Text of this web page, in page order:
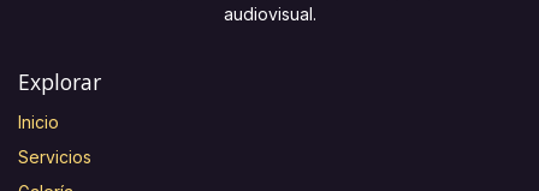
audiovisual.
Explorar
Inicio
Servicios